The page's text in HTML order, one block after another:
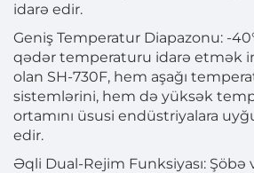
idarə edir.
Geniş Temperatur Diapazonu: -
qədər temperaturu idarə etmək
olan SH-730F, hem aşağı
sistemlərini, hem də yüksək
ortamını üsusi endüstriyalara
edir.
Əqli Dual-Rejim Funksiyası: Şöbə